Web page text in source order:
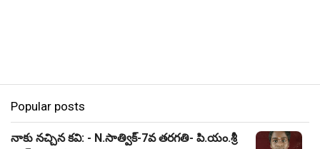
Popular posts
నాకు నచ్చిన కవి: - N.సాత్విక్-7వ తరగతి- పి.యం.శ్రీ